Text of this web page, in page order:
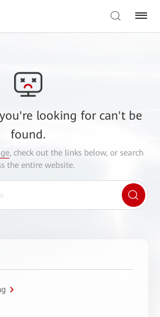
looking for can't be
found.
, check out the links below, or search
the entire website.